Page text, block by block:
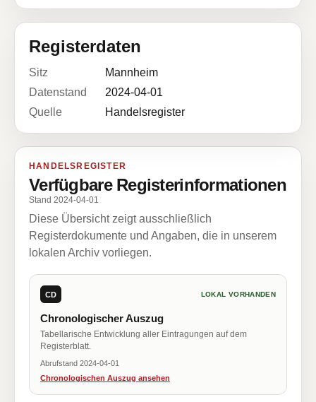
Registerdaten
Sitz
Mannheim
Datenstand
2024-04-01
Quelle
Handelsregister
HANDELSREGISTER
Verfügbare Registerinformationen
Stand 2024-04-01
Diese Übersicht zeigt ausschließlich
Registerdokumente und Angaben, die in unserem
lokalen Archiv vorliegen.
CD LOKAL VORHANDEN
Chronologischer Auszug
Tabellarische Entwicklung aller Eintragungen auf dem
Registerblatt.
Abrufstand 2024-04-01
Chronologischen Auszug ansehen